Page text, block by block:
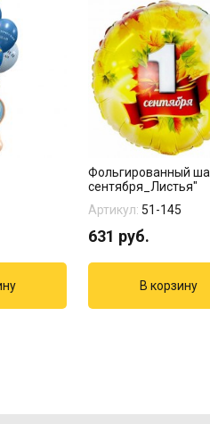
Фольгированный
сентября_Листья"
Артикул: 51-145
631 руб.